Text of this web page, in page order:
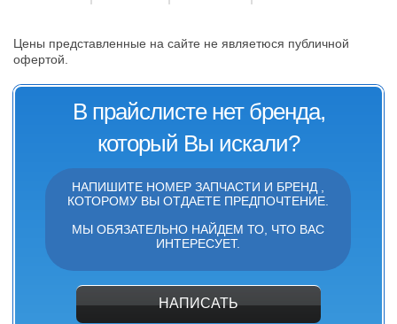
Цены представленные на сайте не являетюся публичной
офертой.
В прайслисте нет бренда,
который Вы искали?
НАПИШИТЕ НОМЕР ЗАПЧАСТИ И БРЕНД ,
КОТОРОМУ ВЫ ОТДАЕТЕ ПРЕДПОЧТЕНИЕ.
МЫ ОБЯЗАТЕЛЬНО НАЙДЕМ ТО, ЧТО ВАС
ИНТЕРЕСУЕТ.
НАПИСАТЬ